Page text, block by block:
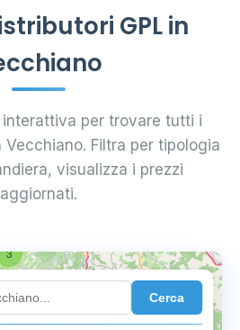
GPL in
interattiva per trovare tutti i
Vecchiano. Filtra per tipologia
visualizza i prezzi
aggiornati.
Cerca
3